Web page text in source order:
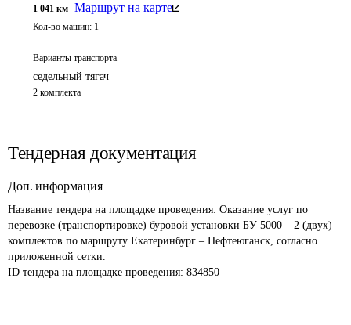
1 041 км Маршрут на карте
Кол-во машин: 1
Варианты транспорта
седельный тягач
2 комплекта
Тендерная документация
Доп. информация
Название тендера на площадке проведения: Оказание услуг по
перевозке (транспортировке) буровой установки БУ 5000 – 2 (двух)
комплектов по маршруту Екатеринбург – Нефтеюганск, согласно
приложенной сетки.
ID тендера на площадке проведения: 834850